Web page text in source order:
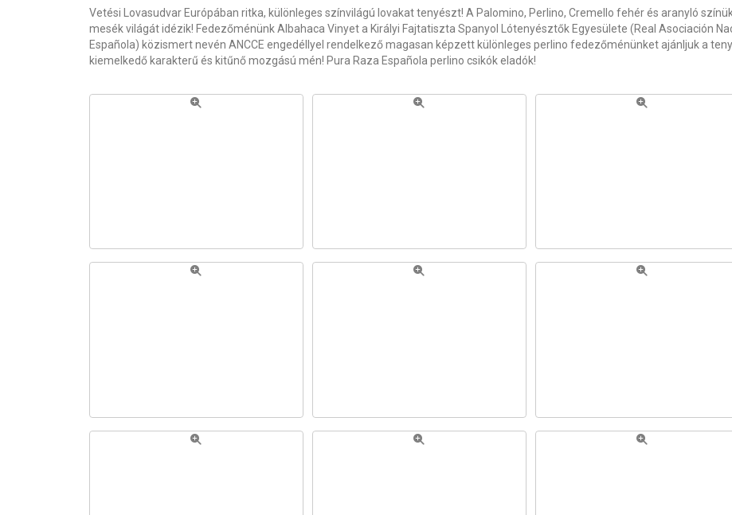
Vetési Lovasudvar Európában ritka, különleges színvilágú lovakat tenyészt! A Palomino, Perlino, Cremello fehér és aranyló
mesék világát idézik! Fedezőménünk Albahaca Vinyet a Királyi Fajtatiszta Spanyol Lótenyésztők Egyesülete (Real Asociación
Española) közismert nevén ANCCE engedéllyel rendelkező magasan képzett különleges perlino fedezőménünket ajánljuk a
kiemelkedő karakterű és kitűnő mozgású mén! Pura Raza Española perlino csikók eladók!